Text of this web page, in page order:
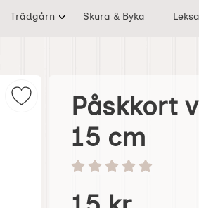
Trädgårn Skura & Byka
Markera påskkort vintage
Påskkort
15 cm
Betyg: 0 stjärnor av 5
Handla denna produkt